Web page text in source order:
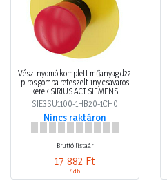
Vész-nyomó komplett műanyag d22
piros gomba reteszelt 1ny csavaros
kerek SIRIUS ACT SIEMENS
SIE3SU1100-1HB20-1CH0
Nincs raktáron
Bruttó listaár
17 882 Ft
/ db